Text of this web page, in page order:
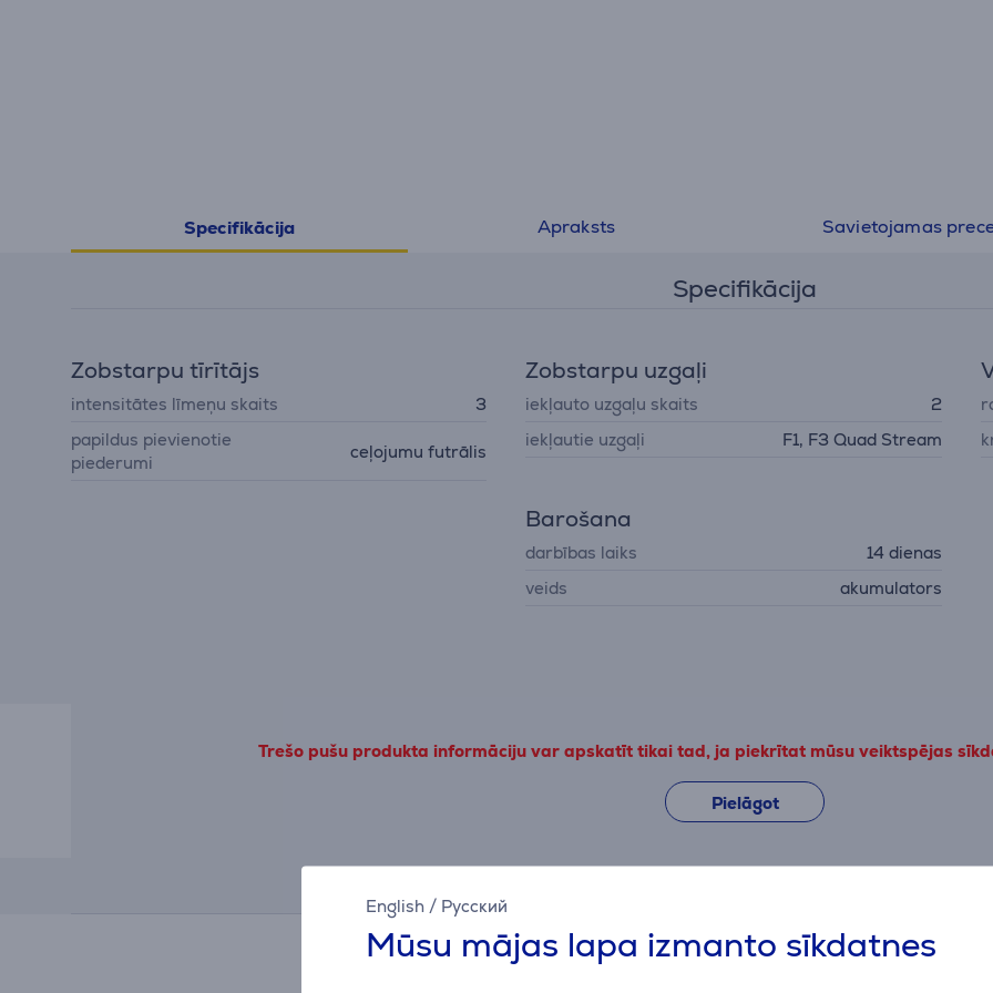
English / Русский
Mūsu mājas lapa izmanto sīkdatnes
Specifikācija Apraksts Savietojamas
Specifikācija
Zobstarpu tīrītājs
intensitātes līmeņu skaits
3
papildus pievienotie
piederumi
ceļojumu futrālis
Zobstarpu uzgaļi
iekļauto uzgaļu skaits
2
iekļautie uzgaļi
F1, F3 Quad Stream
Barošana
darbības laiks
14 dienas
veids
akumulators
Trešo pušu produkta informāciju var apskatīt tikai tad, ja piekrītat mūsu veiktspējas
Pielāgot